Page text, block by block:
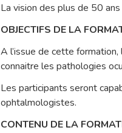
La vision des plus de 50
OBJECTIFS DE LA
A l’issue de cette
connaitre les pathologies
Les participants seront
ophtalmologistes.
CONTENU DE LA